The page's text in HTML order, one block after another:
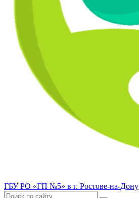
ГБУ РО «ГП №5» в г. Ростове-на-Дону